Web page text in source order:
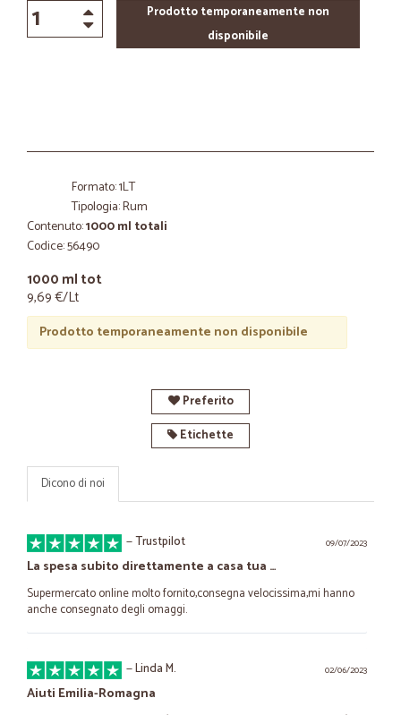
Prodotto temporaneamente non
disponibile
Formato: 1LT
Tipologia: Rum
Contenuto:1000 ml totali
Codice: 56490
1000 ml tot
9,69 €/Lt
Prodotto temporaneamente non disponibile
Preferito
Etichette
Dicono di noi
09/07/2023
—Trustpilot
La spesa subito direttamente a casa tua …
Supermercato online molto fornito,consegna velocissima,mi hanno
anche consegnato degli omaggi.
02/06/2023
—Linda M.
Aiuti Emilia-Romagna